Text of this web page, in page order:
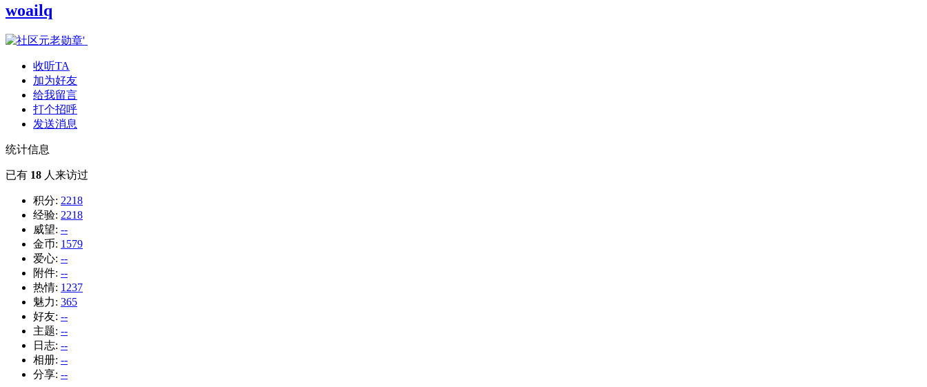
woailq
收听TA
加为好友
给我留言
打个招呼
发送消息
统计信息
已有 18 人来访过
积分: 2218
经验: 2218
威望: --
金币: 1579
爱心: --
附件: --
热情: 1237
魅力: 365
好友: --
主题: --
日志: --
相册: --
分享: --